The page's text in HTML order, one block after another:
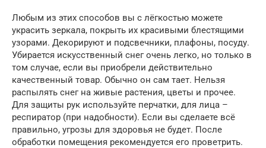
Любым из этих способов вы с лёгкостью можете
украсить зеркала, покрыть их красивыми блестящими
узорами. Декорируют и подсвечники, плафоны, посуду.
Убирается искусственный снег очень легко, но только в
том случае, если вы приобрели действительно
качественный товар. Обычно он сам тает. Нельзя
распылять снег на живые растения, цветы и прочее.
Для защиты рук используйте перчатки, для лица –
респиратор (при надобности). Если вы сделаете всё
правильно, угрозы для здоровья не будет. После
обработки помещения рекомендуется его проветрить.